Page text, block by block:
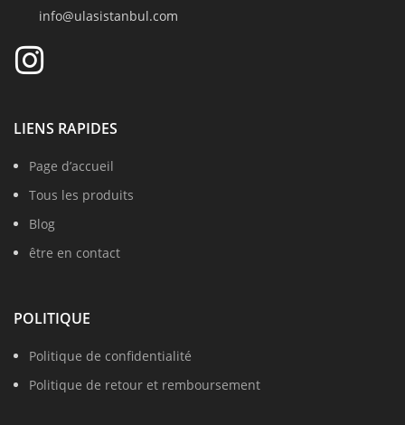
info@ulasistanbul.com
LIENS RAPIDES
Page d’accueil
Tous les produits
Blog
être en contact
POLITIQUE
Politique de confidentialité
Politique de retour et remboursement